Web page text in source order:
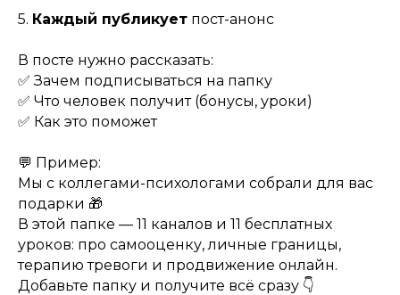
5. Каждый публикует пост-анонс
В посте нужно рассказать:
✅ Зачем подписываться на папку
✅ Что человек получит (бонусы, уроки)
✅ Как это поможет
💬 Пример:
Мы с коллегами-психологами собрали для вас
подарки 🎁
В этой папке — 11 каналов и 11 бесплатных
уроков: про самооценку, личные границы,
терапию тревоги и продвижение онлайн.
Добавьте папку и получите всё сразу 👇